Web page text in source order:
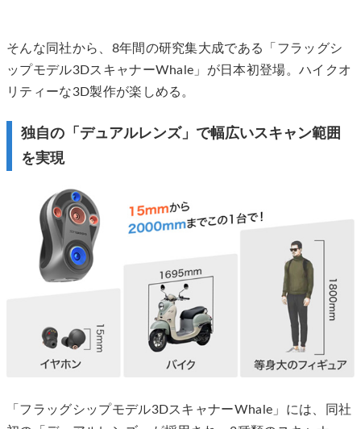
そんな同社から、8年間の研究集大成である「フラッグシ
ップモデル3DスキャナーWhale」が日本初登場。ハイクオ
リティーな3D製作が楽しめる。
独自の「デュアルレンズ」で幅広いスキャン範囲
を実現
「フラッグシップモデル3DスキャナーWhale」には、同社